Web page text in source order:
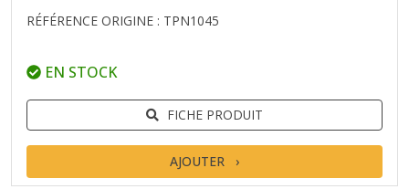
RÉFÉRENCE ORIGINE : TPN1045
EN STOCK
FICHE PRODUIT
AJOUTER